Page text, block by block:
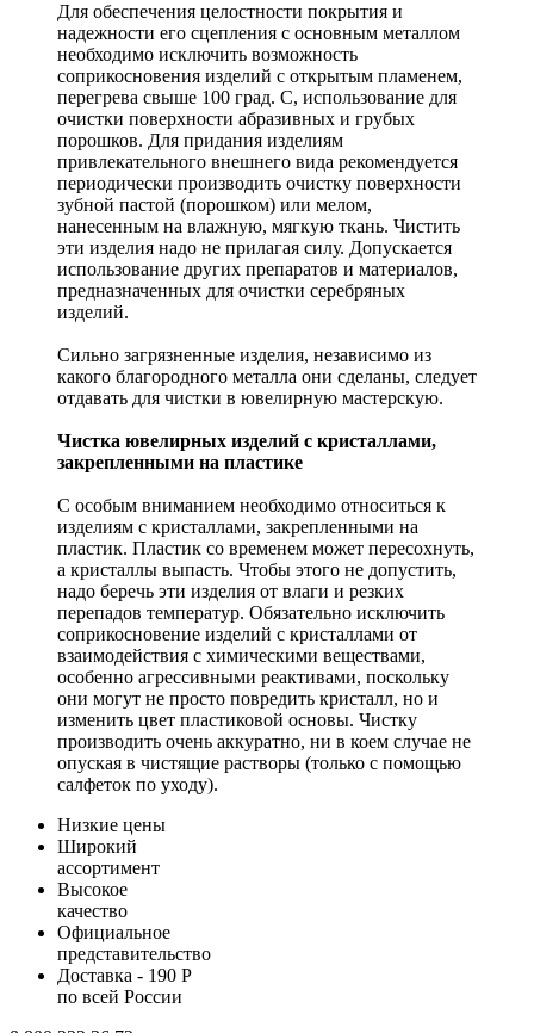
Для обеспечения целостности покрытия и
надежности его сцепления с основным металлом
необходимо исключить возможность
соприкосновения изделий с открытым пламенем,
перегрева свыше 100 град. С, использование для
очистки поверхности абразивных и грубых
порошков. Для придания изделиям
привлекательного внешнего вида рекомендуется
периодически производить очистку поверхности
зубной пастой (порошком) или мелом,
нанесенным на влажную, мягкую ткань. Чистить
эти изделия надо не прилагая силу. Допускается
использование других препаратов и материалов,
предназначенных для очистки серебряных
изделий.
Сильно загрязненные изделия, независимо из
какого благородного металла они сделаны, следует
отдавать для чистки в ювелирную мастерскую.
Чистка ювелирных изделий с кристаллами,
закрепленными на пластике
С особым вниманием необходимо относиться к
изделиям с кристаллами, закрепленными на
пластик. Пластик со временем может пересохнуть,
а кристаллы выпасть. Чтобы этого не допустить,
надо беречь эти изделия от влаги и резких
перепадов температур. Обязательно исключить
соприкосновение изделий с кристаллами от
взаимодействия с химическими веществами,
особенно агрессивными реактивами, поскольку
они могут не просто повредить кристалл, но и
изменить цвет пластиковой основы. Чистку
производить очень аккуратно, ни в коем случае не
опуская в чистящие растворы (только с помощью
салфеток по уходу).
Низкие цены
Широкий
ассортимент
Высокое
качество
Официальное
представительство
Доставка - 190 Р
по всей России